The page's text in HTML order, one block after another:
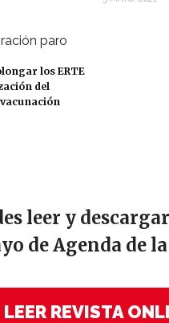
los ERTE
del
leer y
de Agenda de
LEER REVISTA